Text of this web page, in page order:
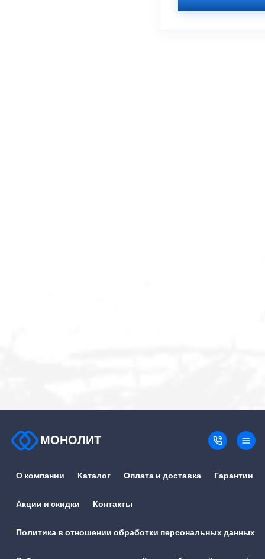
МОНОЛИТ
О компании Каталог Оплата и доставка Гарантии
Акции и скидки Контакты
Политика в отношении обработки персональных данных